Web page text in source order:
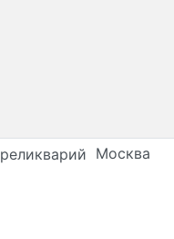
реликварий Москва